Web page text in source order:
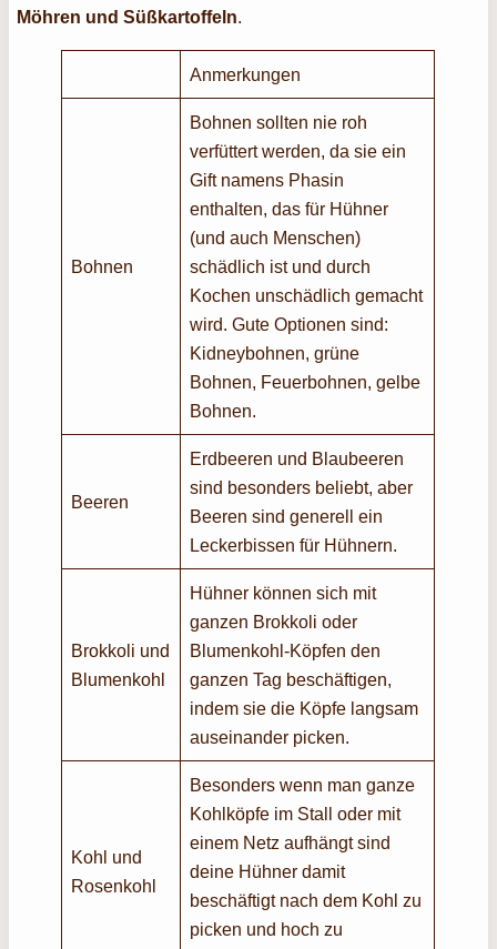
Möhren und Süßkartoffeln.
Anmerkungen
Bohnen
Bohnen sollten nie roh
verfüttert werden, da sie ein
Gift namens Phasin
enthalten, das für Hühner
(und auch Menschen)
schädlich ist und durch
Kochen unschädlich gemacht
wird. Gute Optionen sind:
Kidneybohnen, grüne
Bohnen, Feuerbohnen, gelbe
Bohnen.
Beeren
Erdbeeren und Blaubeeren
sind besonders beliebt, aber
Beeren sind generell ein
Leckerbissen für Hühnern.
Brokkoli und
Blumenkohl
Hühner können sich mit
ganzen Brokkoli oder
Blumenkohl-Köpfen den
ganzen Tag beschäftigen,
indem sie die Köpfe langsam
auseinander picken.
Kohl und
Rosenkohl
Besonders wenn man ganze
Kohlköpfe im Stall oder mit
einem Netz aufhängt sind
deine Hühner damit
beschäftigt nach dem Kohl zu
picken und hoch zu